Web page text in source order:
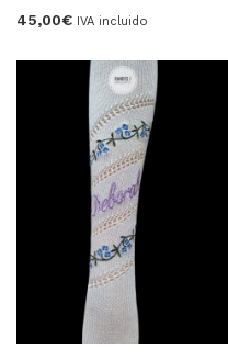
Valenciennes y alençon
Tira Bordada
MERCERIA MARI
Blusones falleros
CONFECCIÓN PROPIA
Delantales chocolateros
Conjuntos Batista
TEJIDOS
45,00€ IVA incluido